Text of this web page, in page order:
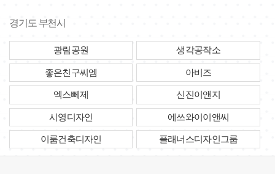
경기도 부천시
광림공원 생각공작소
좋은친구씨엠 아비즈
엑스뻬제 신진이앤지
시영디자인 에쓰와이이앤씨
이룸건축디자인 플래너스디자인그룹